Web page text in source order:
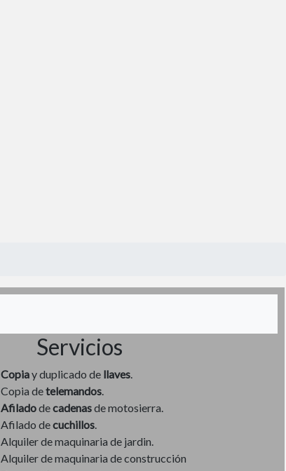
Servicios
Copiay duplicado de llaves.
Copia detelemandos.
Afiladodecadenasde motosierra.
Afilado decuchillos.
Alquiler de maquinaria de jardin.
Alquiler de maquinaria de construcción